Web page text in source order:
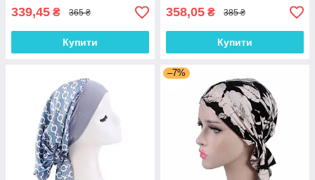
339,45 ₴ 365 ₴
Купити
358,05 ₴ 385 ₴
Купити
–7%